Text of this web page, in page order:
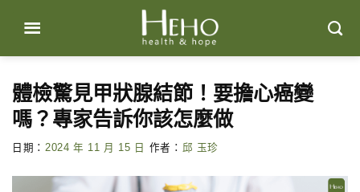
content
體檢驚見甲狀腺結節！要擔心癌變
嗎？專家告訴你該怎麼做
日期： 2024 年 11 月 15 日 作者： 邱 玉珍